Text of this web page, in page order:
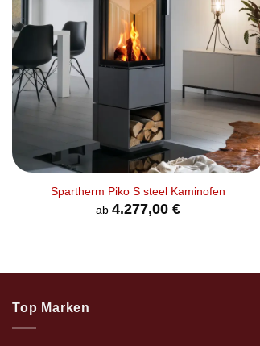
+
Spartherm Piko S steel Kaminofen
ab4.277,00€
Top Marken